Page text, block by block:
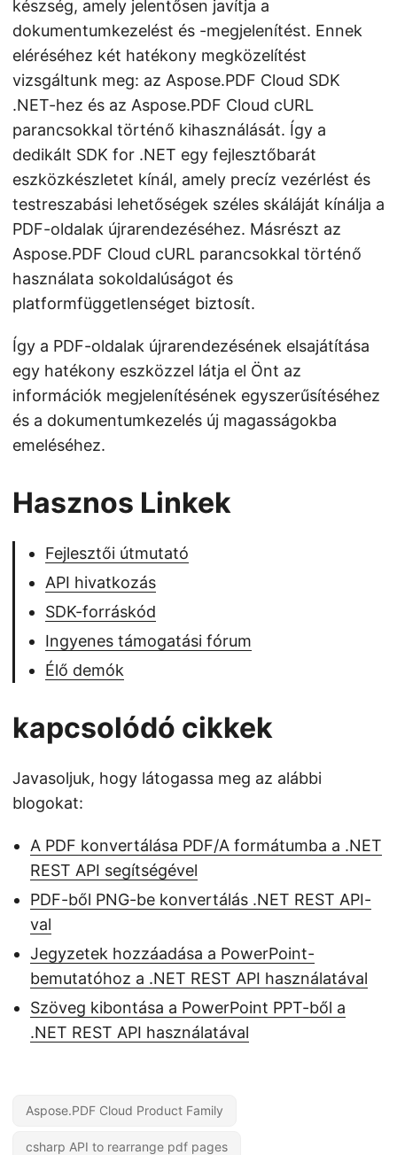
készség, amely jelentősen javítja a
dokumentumkezelést és -megjelenítést. Ennek
eléréséhez két hatékony megközelítést
vizsgáltunk meg: az Aspose.PDF Cloud SDK
.NET-hez és az Aspose.PDF Cloud cURL
parancsokkal történő kihasználását. Így a
dedikált SDK for .NET egy fejlesztőbarát
eszközkészletet kínál, amely precíz vezérlést és
testreszabási lehetőségek széles skáláját kínálja a
PDF-oldalak újrarendezéséhez. Másrészt az
Aspose.PDF Cloud cURL parancsokkal történő
használata sokoldalúságot és
platformfüggetlenséget biztosít.
Így a PDF-oldalak újrarendezésének elsajátítása
egy hatékony eszközzel látja el Önt az
információk megjelenítésének egyszerűsítéséhez
és a dokumentumkezelés új magasságokba
emeléséhez.
Hasznos Linkek
Fejlesztői útmutató
API hivatkozás
SDK-forráskód
Ingyenes támogatási fórum
Élő demók
kapcsolódó cikkek
Javasoljuk, hogy látogassa meg az alábbi
blogokat:
A PDF konvertálása PDF/A formátumba a .NET
REST API segítségével
PDF-ből PNG-be konvertálás .NET REST API-
val
Jegyzetek hozzáadása a PowerPoint-
bemutatóhoz a .NET REST API használatával
Szöveg kibontása a PowerPoint PPT-ből a
.NET REST API használatával
Aspose.PDF Cloud Product Family
csharp API to rearrange pdf pages